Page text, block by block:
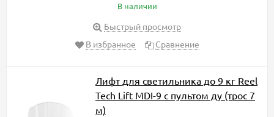
В наличии
Быстрый просмотр
В избранное
Сравнение
Лифт для светильника до 9 кг Reel
Tech Lift MDI-9 с пультом ду (трос 7
м)